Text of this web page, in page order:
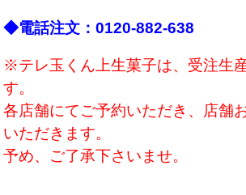
◆電話注文：0120-882-638
※テレ玉くん上生菓子は、受注生
す。
各店舗にてご予約いただき、店舗
いただきます。
予め、ご了承下さいませ。